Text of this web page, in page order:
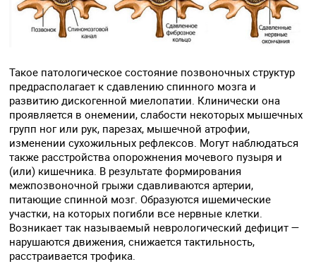
Такое патологическое состояние позвоночных структур
предрасполагает к сдавлению спинного мозга и
развитию дискогенной миелопатии. Клинически она
проявляется в онемении, слабости некоторых мышечных
групп ног или рук, парезах, мышечной атрофии,
изменении сухожильных рефлексов. Могут наблюдаться
также расстройства опорожнения мочевого пузыря и
(или) кишечника. В результате формирования
межпозвоночной грыжи сдавливаются артерии,
питающие спинной мозг. Образуются ишемические
участки, на которых погибли все нервные клетки.
Возникает так называемый неврологический дефицит —
нарушаются движения, снижается тактильность,
расстраивается трофика.